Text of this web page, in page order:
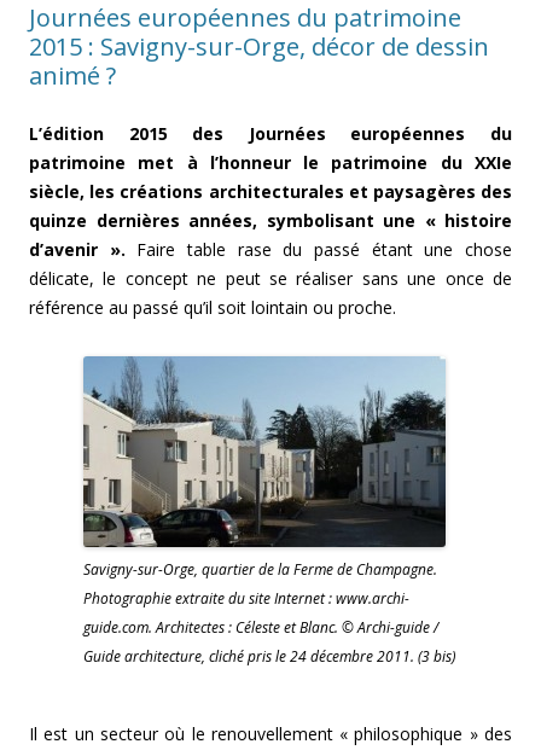
Journées européennes du patrimoine
2015 : Savigny-sur-Orge, décor de dessin
animé ?
L’édition 2015 des Journées européennes du
patrimoine met à l’honneur le patrimoine du XXIe
siècle, les créations architecturales et paysagères des
quinze dernières années, symbolisant une « histoire
d’avenir ». Faire table rase du passé étant une chose
délicate, le concept ne peut se réaliser sans une once de
référence au passé qu’il soit lointain ou proche.
Savigny-sur-Orge, quartier de la Ferme de Champagne.
Photographie extraite du site Internet : www.archi-
guide.com. Architectes : Céleste et Blanc. © Archi-guide /
Guide architecture, cliché pris le 24 décembre 2011. (3 bis)
Il est un secteur où le renouvellement « philosophique » des